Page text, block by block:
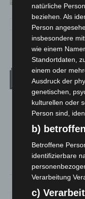
LANGENHAGEN
34%
natürliche
beziehen. Als
Person
insbesondere
wie einem
Standortdaten,
einem oder
Ausdruck der
genetischen,
kulturellen oder
Person sind,
b)
Betroffene
identifizierbare
Verarbeitung
c)